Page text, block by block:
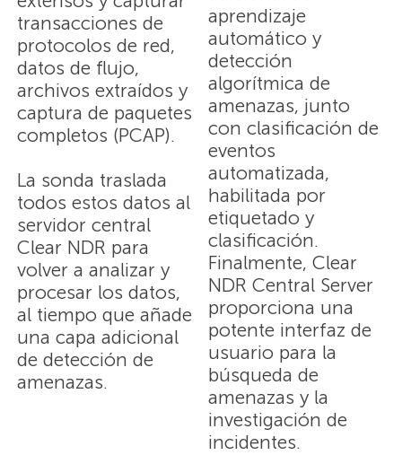
transacciones de
protocolos de red,
datos de flujo,
archivos extraídos y
captura de paquetes
completos (PCAP).
La sonda traslada
todos estos datos al
servidor central
Clear NDR para
volver a analizar y
procesar los datos,
al tiempo que añade
una capa adicional
de detección de
amenazas.
aprendizaje
automático y
detección
algorítmica de
amenazas, junto
con clasificación de
eventos
automatizada,
habilitada por
etiquetado y
clasificación.
Finalmente, Clear
NDR Central Server
proporciona una
potente interfaz de
usuario para la
búsqueda de
amenazas y la
investigación de
incidentes.